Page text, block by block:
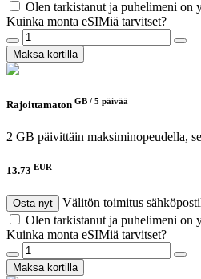
Olen tarkistanut ja puhelimeni on
Kuinka monta eSIMiä tarvitset?
Maksa kortilla
Rajoittamaton GB / 5 päivää
2 GB päivittäin maksiminopeudella,
13.73 EUR
Osta nyt
Välitön toimitus
Olen tarkistanut ja puhelimeni on
Kuinka monta eSIMiä tarvitset?
Maksa kortilla